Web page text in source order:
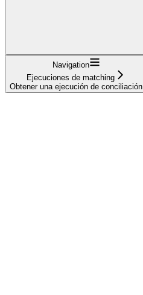
Navigation
Ejecuciones de matching
Obtener una ejecución de conciliación